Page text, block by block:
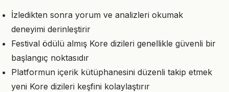
İzledikten sonra yorum ve analizleri okumak
deneyimi derinleştirir
Festival ödülü almış Kore dizileri genellikle güvenli bir
başlangıç noktasıdır
Platformun içerik kütüphanesini düzenli takip etmek
yeni Kore dizileri keşfini kolaylaştırır